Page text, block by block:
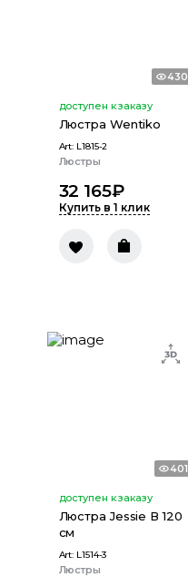
430
доступен к заказу
Люстра Wentiko
Art: L1815-2
Люстры
32 165₽
Купить в 1 клик
401
доступен к заказу
Люстра Jessie В 120
см
Art: L1514-3
Люстры